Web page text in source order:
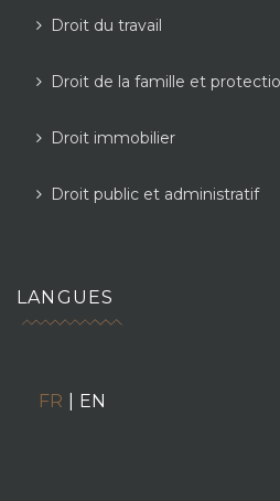
Droit du travail
Droit de la famille et
Droit immobilier
Droit public et administratif
LANGUES
FR EN